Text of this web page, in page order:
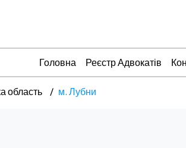
Головна Реєстр Адвокатів
область м. Лубни